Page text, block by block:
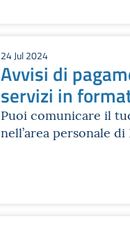
24 Jul 2024
Avvisi di
servizi in
Puoi comunicare il
nell’area personale